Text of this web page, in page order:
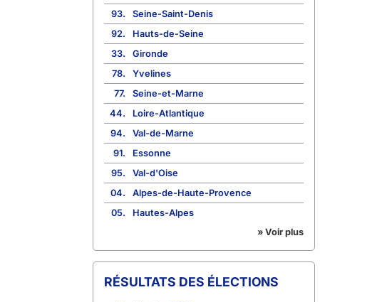
93.
Seine-Saint-Denis
92.
Hauts-de-Seine
33.
Gironde
78.
Yvelines
77.
Seine-et-Marne
44.
Loire-Atlantique
94.
Val-de-Marne
91.
Essonne
95.
Val-d'Oise
04.
Alpes-de-Haute-Provence
05.
Hautes-Alpes
» Voir plus
RÉSULTATS DES ÉLECTIONS